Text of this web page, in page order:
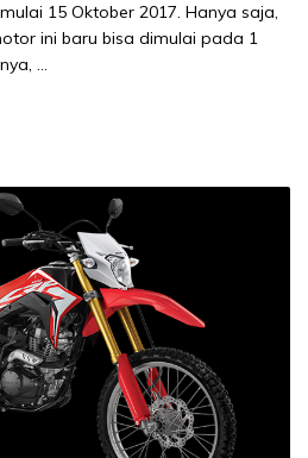
15 Oktober 2017. Hanya saja,
ini baru bisa dimulai pada 1
…